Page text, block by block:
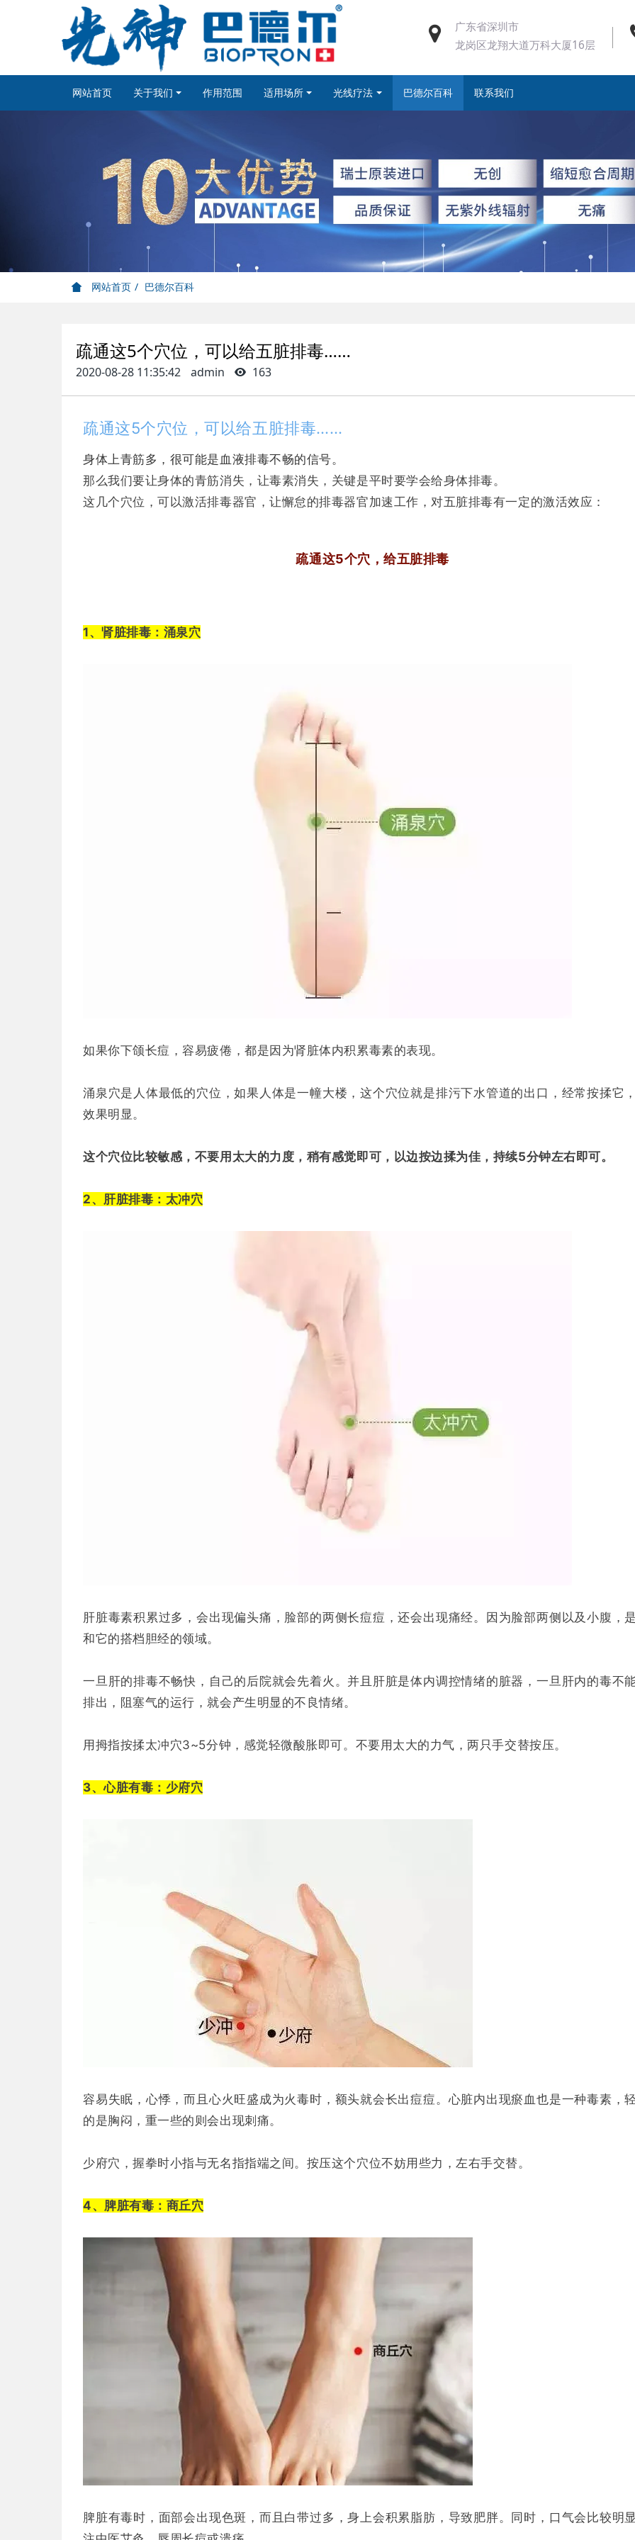
广东省深圳市
龙岗区龙翔大道万科大厦16层
网站首页 关于我们 作用范围 适用场所 光线疗法 巴德尔百科 联系我们
网站首页 巴德尔百科
疏通这5个穴位，可以给五脏排毒……
2020-08-28 11:35:42 admin 163
疏通这5个穴位，可以给五脏排毒……
身体上青筋多，很可能是血液排毒不畅的信号。
那么我们要让身体的青筋消失，让毒素消失，关键是平时要学会给身体排毒。
这几个穴位，可以激活排毒器官，让懈怠的排毒器官加速工作，对五脏排毒有一定的激活效应：
疏通这5个穴，给五脏排毒
1、肾脏排毒：涌泉穴
如果你下颌长痘，容易疲倦，都是因为肾脏体内积累毒素的表现。
涌泉穴是人体最低的穴位，如果人体是一幢大楼，这个穴位就是排污下水管道的出口，经常按揉它
效果明显。
这个穴位比较敏感，不要用太大的力度，稍有感觉即可，以边按边揉为佳，持续5分钟左右即可。
2、肝脏排毒：太冲穴
肝脏毒素积累过多，会出现偏头痛，脸部的两侧长痘痘，还会出现痛经。因为脸部两侧以及小腹，
和它的搭档胆经的领域。
一旦肝的排毒不畅快，自己的后院就会先着火。并且肝脏是体内调控情绪的脏器，一旦肝内的毒不
排出，阻塞气的运行，就会产生明显的不良情绪。
用拇指按揉太冲穴3~5分钟，感觉轻微酸胀即可。不要用太大的力气，两只手交替按压。
3、心脏有毒：少府穴
容易失眠，心悸，而且心火旺盛成为火毒时，额头就会长出痘痘。心脏内出现瘀血也是一种毒素，
的是胸闷，重一些的则会出现刺痛。
少府穴，握拳时小指与无名指指端之间。按压这个穴位不妨用些力，左右手交替。
4、脾脏有毒：商丘穴
脾脏有毒时，面部会出现色斑，而且白带过多，身上会积累脂肪，导致肥胖。同时，口气会比较明